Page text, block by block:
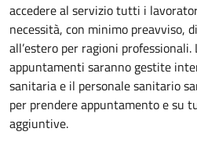
accedere al servizio tutti i
necessità, con minimo preavviso,
all’estero per ragioni
appuntamenti saranno gestite
sanitaria e il personale sanitario
per prendere appuntamento e su
aggiuntive.